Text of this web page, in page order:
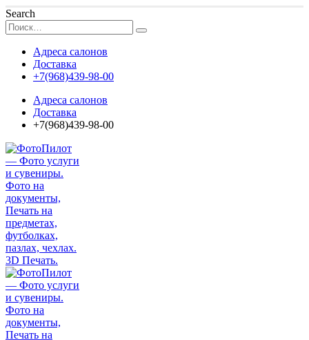
Search
Адреса салонов
Доставка
+7(968)439-98-00
Адреса салонов
Доставка
+7(968)439-98-00